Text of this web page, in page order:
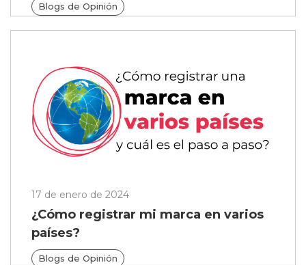
Blogs de Opinión
17 de enero de 2024
¿Cómo registrar mi marca en varios
países?
Blogs de Opinión